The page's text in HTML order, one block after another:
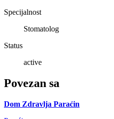
Specijalnost
Stomatolog
Status
active
Povezan sa
Dom Zdravlja Paraćin